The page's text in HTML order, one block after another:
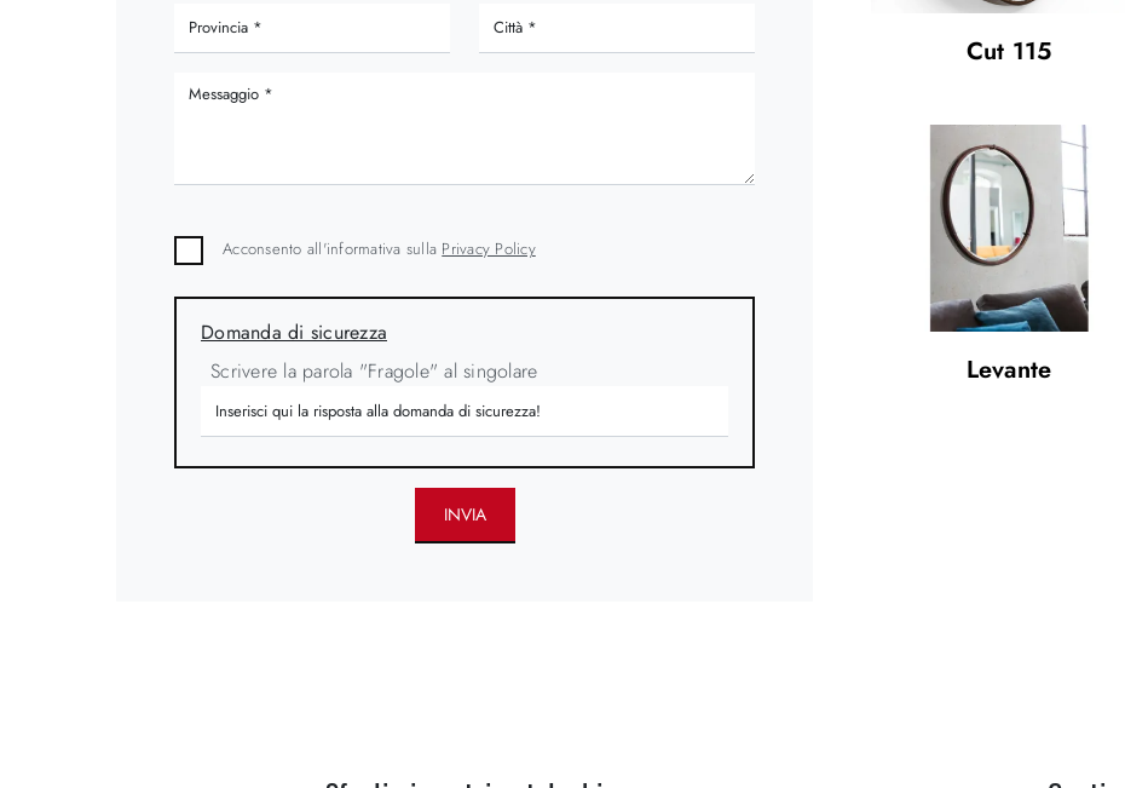
Acconsento all'informativa sulla Privacy Policy
Domanda di sicurezza
Scrivere la parola "Fragole" al singolare
INVIA
Cut 115
Levante